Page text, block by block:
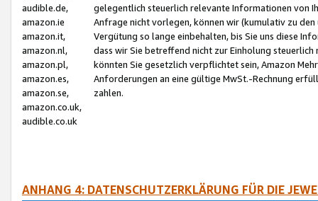
audible.de,
amazon.ie
amazon.it,
amazon.nl,
amazon.pl,
amazon.es,
amazon.se,
amazon.co.uk,
audible.co.uk
gelegentlich steuerlich relevante Informationen von
Anfrage nicht vorlegen, können wir (kumulativ zu
Vergütung so lange einbehalten, bis Sie uns diese
dass wir Sie betreffend nicht zur Einholung
könnten Sie gesetzlich verpflichtet sein, Amazon
Anforderungen an eine gültige MwSt.-Rechnung
zahlen.
ANHANG 4: DATENSCHUTZERKLÄRUNG FÜR DIE